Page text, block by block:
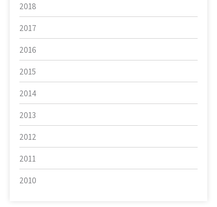
2018
2017
2016
2015
2014
2013
2012
2011
2010